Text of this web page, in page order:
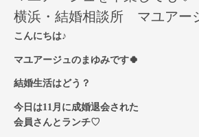
横浜・結婚相談所 マユアー
こんにちは♪
マユアージュのまゆみです🍀
結婚生活はどう？
今日は11月に成婚退会された
会員さんとランチ♡